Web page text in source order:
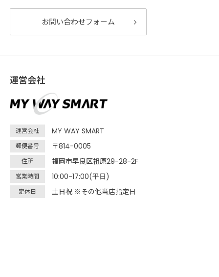
お問い合わせフォーム
運営会社
運営会社 MY WAY SMART
郵便番号 〒814-0005
住所 福岡市早良区祖原29-28-2F
営業時間 10:00-17:00(平日)
定休日 土日祝 ※その他当店指定日